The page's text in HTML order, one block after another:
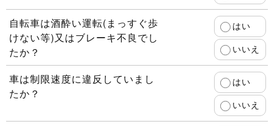
自転車は酒酔い運転(まっすぐ歩
けない等)又はブレーキ不良でし
たか？
はい
いいえ
車は制限速度に違反していまし
たか？
はい
いいえ